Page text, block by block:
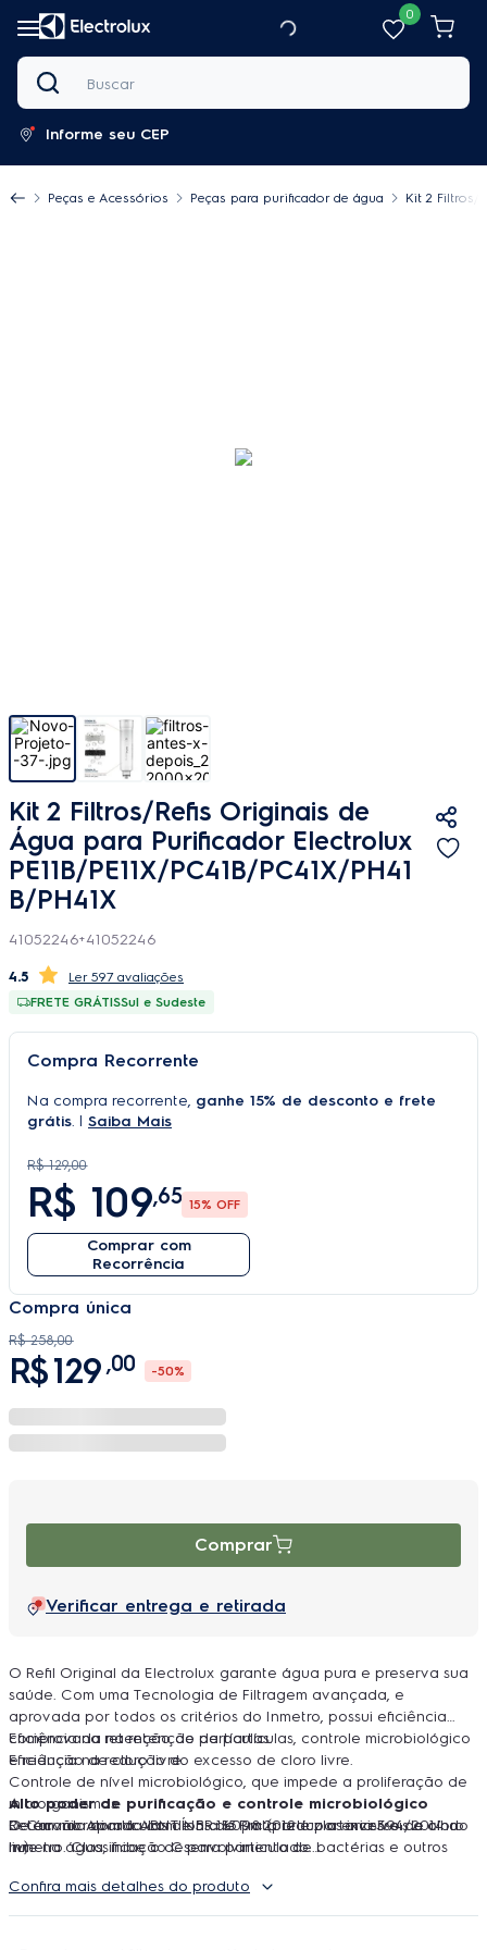
0
Buscar
Informe seu CEP
Peças e Acessórios Peças para purificador de água Kit 2 Filtros/
Kit 2 Filtros/Refis Originais de
Água para Purificador Electrolux
PE11B/PE11X/PC41B/PC41X/PH41
B/PH41X
41052246+41052246
4.5
597 avaliações
FRETE GRÁTISSul e Sudeste
Compra Recorrente
Na compra recorrente, ganhe 15% de desconto e frete
grátis. | Saiba Mais
R$ 129,00
R$ 109,65 15% OFF
Comprar com
Recorrência
Compra única
R$ 258,00
R$129 ,00 -50%
Comprar
Verificar entrega e retirada
O Refil Original da Electrolux garante água pura e preserva sua
saúde. Com uma Tecnologia de Filtragem avançada, e
aprovada por todos os critérios do Inmetro, possui eficiência
comprovada na retenção de partículas, controle microbiológico
e redução de cloro livre.
Alto poder de purificação e controle microbiológico
O Carvão Ativado com Íons de Prata reduz o excesso de cloro
livre na água, inibe o desenvolvimento de bactérias e outros
PP Meltblown
Eficiência na retenção de partículas.
Eficiência na redução do excesso de cloro livre.
Controle de nível microbiológico, que impede a proliferação de
microrganismos.
Retém micropartículas de 5 a 15 µm (partículas invisíveis a olho
nu).
De acordo com a ABNT NBR:16098:2012 e portaria 394/2014 do
Inmetro. Classificação C para particulado.
Vida útil
Troque o Refil Original Electrolux a cada 3.000L ou 6 meses, o
Confira mais detalhes do produto